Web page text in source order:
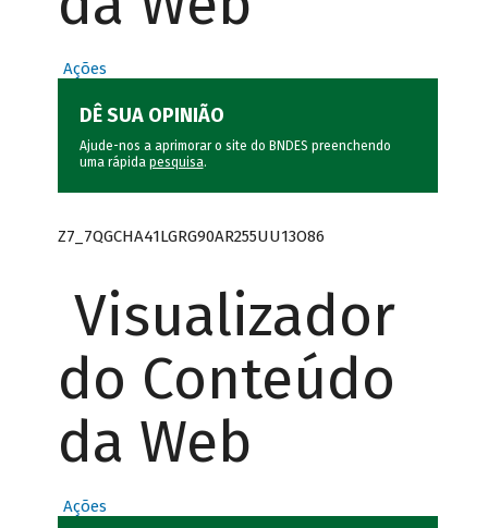
Ações
DÊ SUA OPINIÃO
Ajude-nos a aprimorar o site do BNDES preenchendo
uma rápida pesquisa.
Z7_7QGCHA41LGRG90AR255UU13O86
Visualizador
do Conteúdo
da Web
Ações